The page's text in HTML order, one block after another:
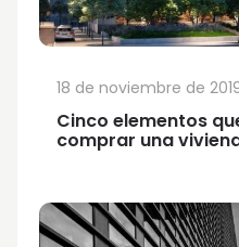
Cinco elementos
comprar una
18 de noviembre de